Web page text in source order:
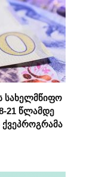
სახელმწიფო
21 წლამდე